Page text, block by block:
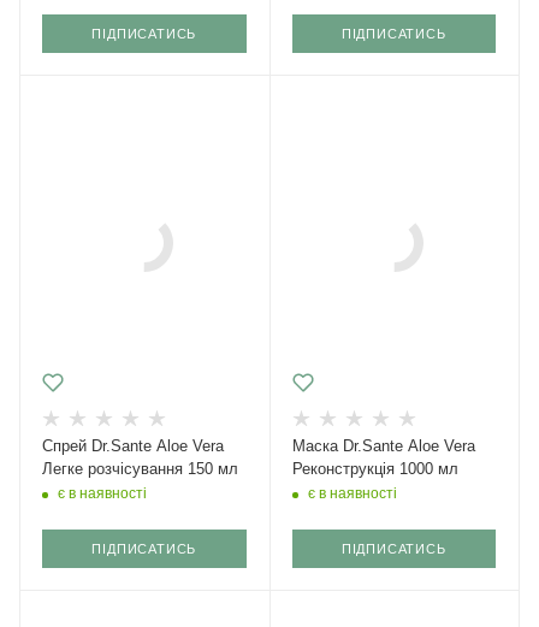
ПІДПИСАТИСЬ ПІДПИСАТИСЬ
Спрей Dr.Sante Aloe Vera
Легке розчісування 150 мл
є в наявності
ПІДПИСАТИСЬ
Маска Dr.Sante Aloe Vera
Реконструкція 1000 мл
є в наявності
ПІДПИСАТИСЬ